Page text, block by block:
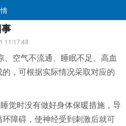
11:17:48
、空气不流通、睡眠不足、高血
，可根据实际情况采取对应的
觉时没有做好身体保暖措施，导
障碍，使神经受到刺激后就可